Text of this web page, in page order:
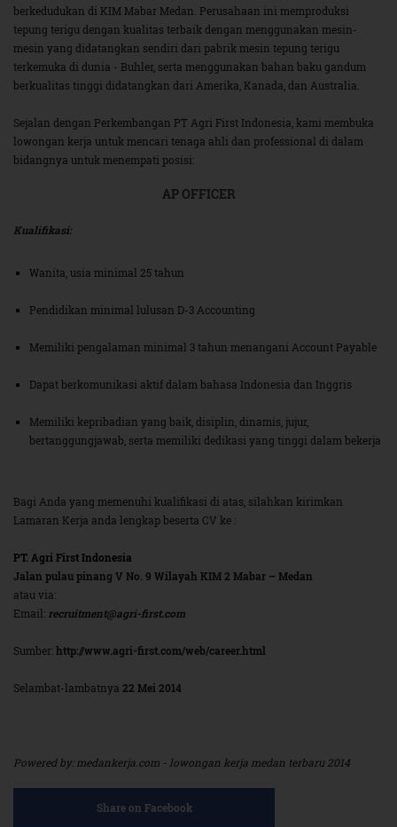
berkedudukan di KIM Mabar Medan. Perusahaan ini memproduksi
tepung terigu dengan kualitas terbaik dengan menggunakan mesin-
mesin yang didatangkan sendiri dari pabrik mesin tepung terigu
terkemuka di dunia - Buhler, serta menggunakan bahan baku gandum
berkualitas tinggi didatangkan dari Amerika, Kanada, dan Australia.
Sejalan dengan Perkembangan PT Agri First Indonesia, kami membuka
lowongan kerja untuk mencari tenaga ahli dan professional di dalam
bidangnya untuk menempati posisi:
AP OFFICER
Kualifikasi:
Wanita, usia minimal 25 tahun
Pendidikan minimal lulusan D-3 Accounting
Memiliki pengalaman minimal 3 tahun menangani Account Payable
Dapat berkomunikasi aktif dalam bahasa Indonesia dan Inggris
Memiliki kepribadian yang baik, disiplin, dinamis, jujur,
bertanggungjawab, serta memiliki dedikasi yang tinggi dalam bekerja
Bagi Anda yang memenuhi kualifikasi di atas, silahkan kirimkan
Lamaran Kerja anda lengkap beserta CV ke :
PT. Agri First Indonesia
Jalan pulau pinang V No. 9 Wilayah KIM 2 Mabar – Medan
atau via:
Email: recruitment@agri-first.com
Sumber:http://www.agri-first.com/web/career.html
Selambat-lambatnya 22 Mei 2014
Powered by: medankerja.com - lowongan kerja medan terbaru 2014
Share on Facebook